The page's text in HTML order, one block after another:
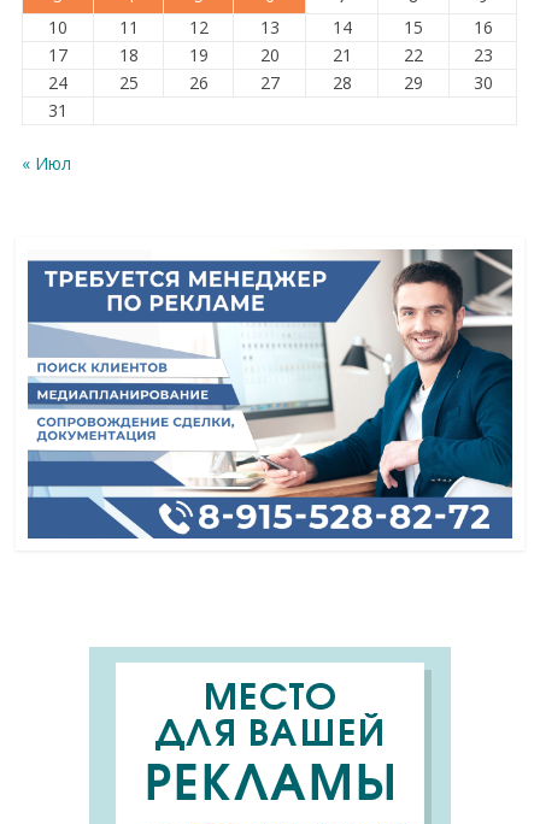
10
11 12 13 14 15
16
17
18 19 20 21 22
23
24
25 26 27 28 29
30
31
« Июл